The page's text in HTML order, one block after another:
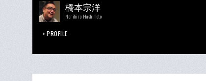
橋本宗洋
Norihiro Hashimoto
PROFILE